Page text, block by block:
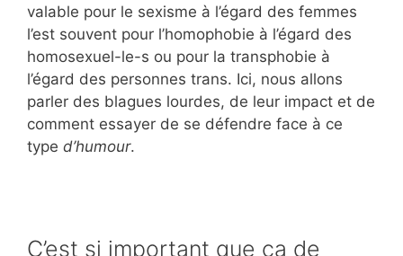
valable pour le sexisme à l’égard des femmes
l’est souvent pour l’homophobie à l’égard des
homosexuel-le-s ou pour la transphobie à
l’égard des personnes trans. Ici, nous allons
parler des blagues lourdes, de leur impact et de
comment essayer de se défendre face à ce
type d’humour.
C’est si important que ça de